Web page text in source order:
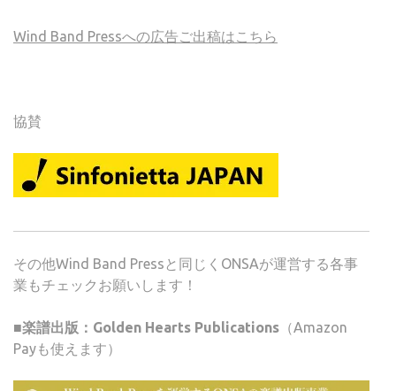
Wind Band Pressへの広告ご出稿はこちら
協賛
その他Wind Band Pressと同じくONSAが運営する各事
業もチェックお願いします！
■楽譜出版：Golden Hearts Publications （Amazon
Payも使えます）